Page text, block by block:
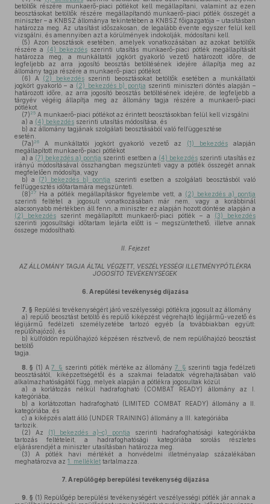
betöltők részére munkaerő-piaci pótlékot kell megállapítani, valamint az ezen
beosztásokat betöltők részére megállapítandó munkaerő-piaci pótlék összegét a
miniszter – a KNBSZ állománya tekintetében a KNBSZ főigazgatója – utasításban
határozza meg. Az utasítást időszakosan, de legalább évente egyszer felül kell
vizsgálni, és amennyiben azt a körülmények indokolják, módosítani kell.
(5) Azon beosztások esetében, amelyek vonatkozásában az azokat betöltők
részére a
(4) bekezdésszerinti utasítás munkaerő-piaci pótlék megállapítását
határozza meg, a munkáltatói jogkört gyakorló vezető határozott időre, de
legfeljebb az arra jogosító beosztás betöltésének idejére állapítja meg az
állomány tagja részére a munkaerő-piaci pótlékot.
(6) A (2) bekezdésszerinti beosztásokat betöltők esetében a munkáltatói
jogkört gyakorló – a (2) bekezdés b) pontja szerinti miniszteri döntés alapján –
határozott időre, az arra jogosító beosztás betöltésének idejére, de legfeljebb a
tárgyév végéig állapítja meg az állomány tagja részére a munkaerő-piaci
pótlékot.
(7) 25 A munkaerő-piaci pótlékot az érintett beosztásokban felül kell vizsgálni
a) a (4) bekezdés szerinti utasítás módosítása, és
b) az állomány tagjának szolgálati beosztásából való felfüggesztése
esetén.
(7a) 26 A munkáltatói jogkört gyakorló vezető az (1) bekezdés alapján
megállapított munkaerő-piaci pótlékot
a) a (7) bekezdés a) pontja szerinti esetben a (4) bekezdésszerinti utasítás ez
irányú módosításával összhangban megszünteti vagy a pótlék összegét annak
megfelelően módosítja, vagy
b) a (7) bekezdés b) pontja
szerinti esetben a szolgálati beosztásból való
felfüggesztés időtartamára megszünteti.
(8) 27 Ha a pótlék megállapításkor figyelembe vett, a (2) bekezdés a) pontja
szerinti feltétel a jogosult vonatkozásában már nem, vagy a korábbinál
alacsonyabb mértékben áll fenn, a miniszter ez alapján hozott döntése alapján a
(2) bekezdés szerint megállapított munkaerő-piaci pótlék – a (3) bekezdés
szerinti jogosultsági időtartam lejárta előtt is – megszüntethető, illetve annak
összege módosítható.
II. Fejezet
AZ ÁLLOMÁNY TAGJA ÁLTAL VÉGZETT, VESZÉLYESSÉGI ILLETMÉNYPÓTLÉKRA
JOGOSÍTÓ TEVÉKENYSÉGEK
6. A repülési tevékenység díjazása
7. § Repülési tevékenységért járó veszélyességi pótlékra jogosult az állomány
a) repülő beosztást betöltő és repülő kiképzést végrehajtó légijármű-vezető és
légijármű fedélzeti személyzetébe tartozó egyéb (a továbbiakban együtt:
repülőhajózó), és
b) külföldön repülőhajózó képzésen résztvevő, de nem repülőhajózó beosztást
betöltő
tagja.
8. § (1) A7. § szerinti pótlék mértéke az állomány 7. § szerinti tagja fedélzeti
beosztásától, kiképzettségétől és a szakmai feladatok végrehajtásában való
alkalmazhatóságától függ, melyek alapján a pótlékra jogosultak közül
a) a korlátozás nélkül hadrafogható (COMBAT READY) állomány az I.
kategóriába,
b) a korlátozottan hadrafogható (LIMITED COMBAT READY) állomány a II.
kategóriába, és
c) a kiképzés alatt álló (UNDER TRAINING) állomány a III. kategóriába
tartozik.
(2) Az (1) bekezdés a)–c) pontja szerinti hadrafoghatósági kategóriákba
tartozás feltételeit, a hadrafoghatósági kategóriába sorolás részletes
eljárásrendjét a miniszter utasításban határozza meg.
(3) A pótlék havi mértékét a honvédelmi illetményalap százalékában
meghatározva az 1. melléklet tartalmazza.
7. A repülőgép berepülési tevékenység díjazása
9. § (1) Repülőgép berepülési tevékenységért veszélyességi pótlék jár annak a